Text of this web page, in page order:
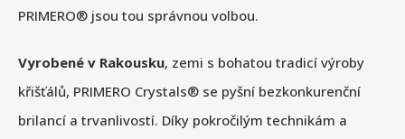
PRIMERO® jsou tou správnou volbou.
Vyrobené v Rakousku, zemi s bohatou tradicí výroby
křišťálů, PRIMERO Crystals® se pyšní bezkonkurenční
brilancí a trvanlivostí. Díky pokročilým technikám a